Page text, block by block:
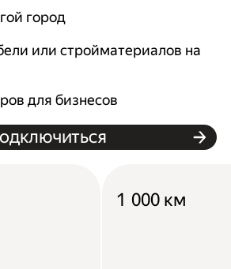
город
или стройматериалов на
для бизнесов
1 000 км